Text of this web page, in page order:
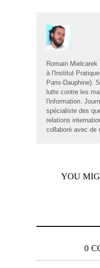
Romain
à l'Institut
Paris-Dauphine).
lutte contre les
l'information.
spécialiste des
relations
collaboré avec de
YOU
0